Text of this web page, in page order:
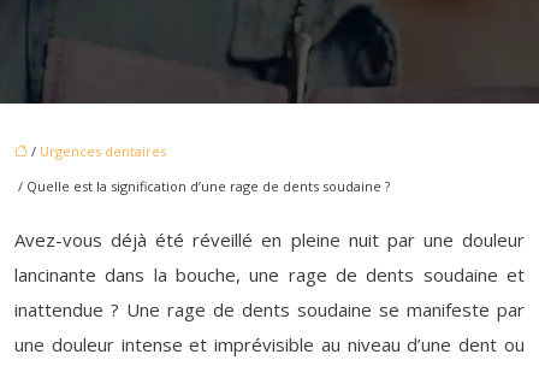
/ Urgences dentaires
/ Quelle est la signification d’une rage de dents soudaine ?
Avez-vous déjà été réveillé en pleine nuit par une douleur
lancinante dans la bouche, une rage de dents soudaine et
inattendue ? Une rage de dents soudaine se manifeste par
une douleur intense et imprévisible au niveau d’une dent ou